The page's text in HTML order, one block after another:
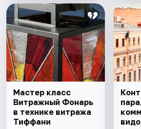
Мастер класс
Витражный Фонарь
в технике витража
Тиффани